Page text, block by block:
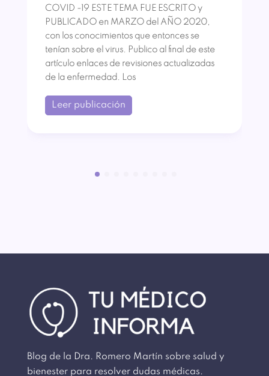
COVID -19 ESTE TEMA FUE ESCRITO y
PUBLICADO en MARZO del AÑO 2020,
con los conocimientos que entonces se
tenían sobre el virus. Publico al final de este
artículo enlaces de revisiones actualizadas
de la enfermedad. Los
Leer publicación
Blog de la Dra. Romero Martín sobre salud y
bienester para resolver dudas médicas.